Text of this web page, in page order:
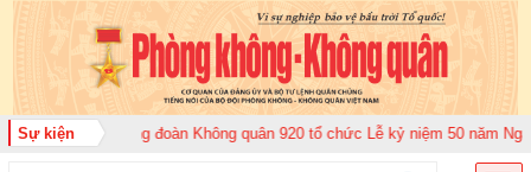
Sự kiện
2026 Trung đoàn Không quân 920 tổ chức Lễ kỷ niệm 50 năm Ngày